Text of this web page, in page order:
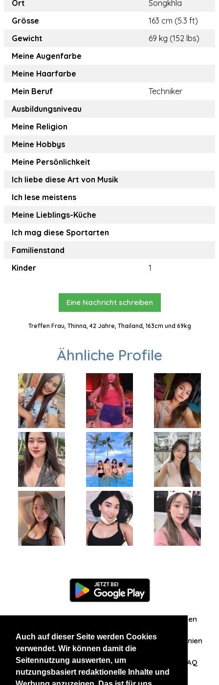
Auch auf dieser Seite werden Cookies
verwendet. Wir können damit die
Seitennutzung auswerten, um
nutzungsbasiert redaktionelle Inhalte und
Ort
Songkhla
Grösse
163 cm (5.3 ft)
Gewicht
69 kg (152 lbs)
Meine Augenfarbe
Meine Haarfarbe
Mein Beruf
Techniker
Ausbildungsniveau
Meine Religion
Meine Hobbys
Meine Persönlichkeit
Ich liebe diese Art von Musik
Ich lese meistens
Meine Lieblings-Küche
Ich mag diese Sportarten
Familienstand
Kinder
1
Eine Nachricht schreiben
Treffen Frau, Thinna, 42 Jahre, Thailand, 163cm und 69kg
Ähnliche Profile
Zuschriften/Erfahrungen
Datenschutzerklärung AGB Datenschutzrichtlinien
Nehmen Sie Kontakt mit uns auf FAQ